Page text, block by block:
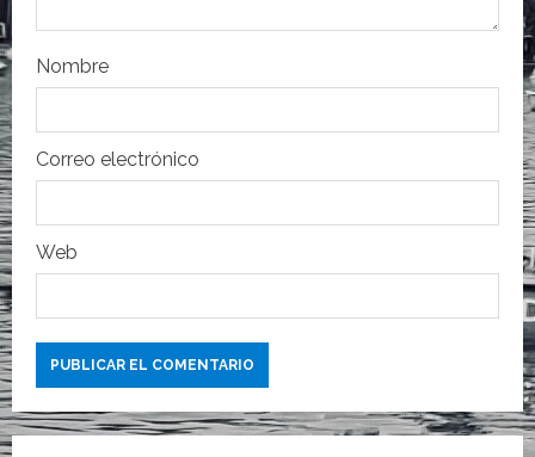
t
r
a
d
a
s
Nombre
Correo electrónico
Web